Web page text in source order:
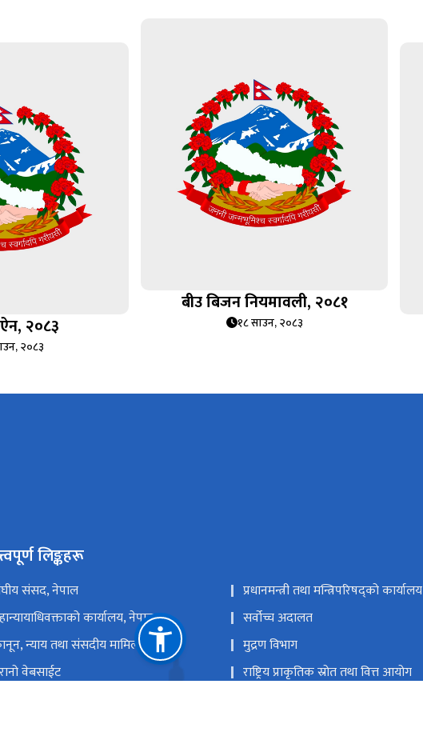
२०८३
२०८३
बीउ बिजन नियमावली, २०८१
१८ साउन, २०८३
लिङ्कहरू
संसद, नेपाल
प्रधानमन्त्री तथा मन्त्रिपरिषद्को कार्यालय
कार्यालय, नेपाल
सर्वोच्च अदालत
न्याय तथा संसदीय मामिला मन्त्रालय
मुद्रण विभाग
वेबसाईट
राष्ट्रिय प्राकृतिक स्रोत तथा वित्त आयोग